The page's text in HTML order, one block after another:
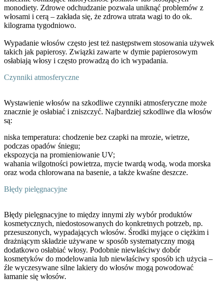
monodiety. Zdrowe odchudzanie pozwala uniknąć problemów z
włosami i cerą – zakłada się, że zdrowa utrata wagi to do ok.
kilograma tygodniowo.
Wypadanie włosów często jest też następstwem stosowania używek
takich jak papierosy. Związki zawarte w dymie papierosowym
osłabiają włosy i często prowadzą do ich wypadania.
Czynniki atmosferyczne
Wystawienie włosów na szkodliwe czynniki atmosferyczne może
znacznie je osłabiać i zniszczyć. Najbardziej szkodliwe dla włosów
są:
niska temperatura: chodzenie bez czapki na mrozie, wietrze,
podczas opadów śniegu;
ekspozycja na promieniowanie UV;
wahania wilgotności powietrza, mycie twardą wodą, woda morska
oraz woda chlorowana na basenie, a także kwaśne deszcze.
Błędy pielęgnacyjne
Błędy pielęgnacyjne to między innymi zły wybór produktów
kosmetycznych, niedostosowanych do konkretnych potrzeb, np.
przesuszonych, wypadających włosów. Środki myjące o ciężkim i
drażniącym składzie używane w sposób systematyczny mogą
dodatkowo osłabiać włosy. Podobnie niewłaściwy dobór
kosmetyków do modelowania lub niewłaściwy sposób ich użycia –
źle wyczesywane silne lakiery do włosów mogą powodować
łamanie się włosów.